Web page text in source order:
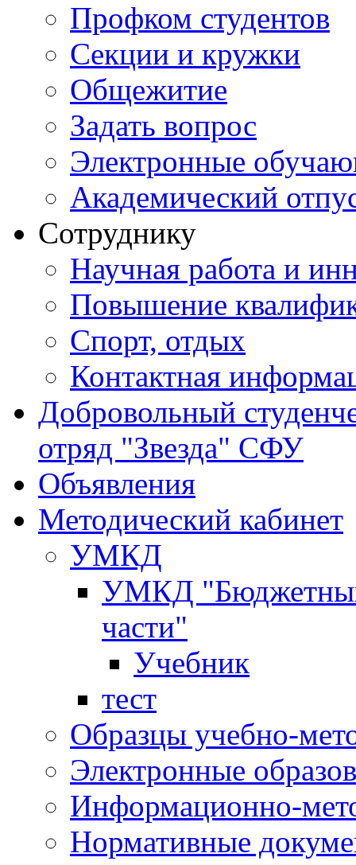
Профком студентов
Секции и кружки
Общежитие
Задать вопрос
Электронные
Академический
Сотруднику
Научная работа и
Повышение
Спорт, отдых
Контактная
Добровольный
отряд "Звезда" СФУ
Объявления
Методический кабинет
УМКД
УМКД "Бюджетный
части"
Учебник
тест
Образцы учебно-
Электронные
Информационно-
Нормативные